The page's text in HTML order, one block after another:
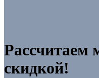
Рассчитаем
скидкой!